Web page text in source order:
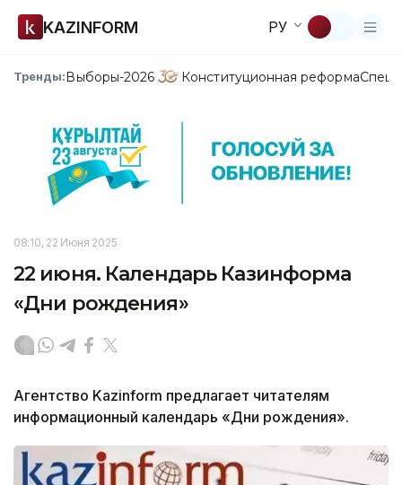
KAZINFORM РУ
Тренды:Выборы-2026 Конституционная реформа
08:10, 22 Июня 2025
22 июня. Календарь Казинформа
«Дни рождения»
Агентство Kazinform предлагает читателям
информационный календарь «Дни рождения».